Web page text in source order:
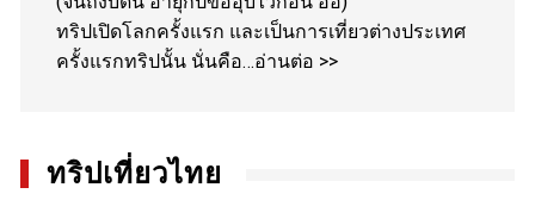
ทริปเปิดโลกครั้งแรก และเป็นการเที่ยวต่างประเทศ
ครั้งแรกทริปนั้น นั่นคือ…อ่านต่อ >>
ทริปเที่ยวไทย